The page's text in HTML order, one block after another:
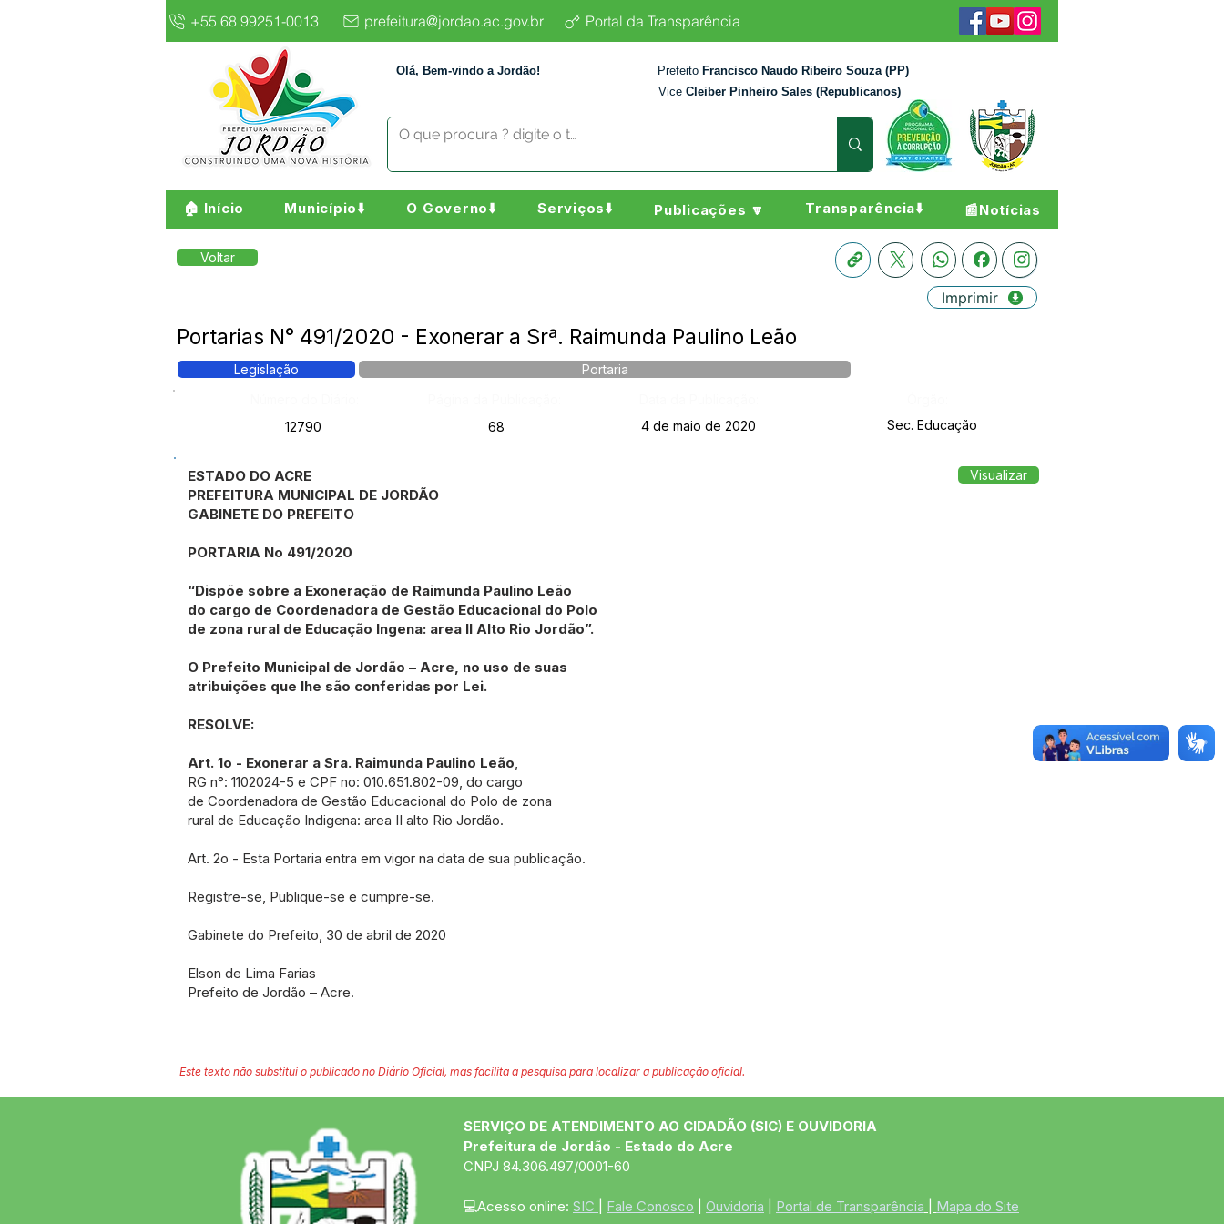
+55 68 99251-0013 prefeitura@jordao.ac.gov.br Portal da Transparência
Olá, Bem-vindo a Jordão! Prefeito Francisco Naudo Ribeiro Souza (PP)
Vice Cleiber Pinheiro Sales (Republicanos)
🏠 Início Município⬇️ O Governo⬇️ Serviços⬇️ Publicações 🔽 Transparência⬇️ 📰Notícias
Voltar
Imprimir
Portarias N° 491/2020 - Exonerar a Srª. Raimunda Paulino Leão
Legislação
Portaria
12790
68 4 de maio de 2020 Sec. Educação
ESTADO DO ACRE
PREFEITURA MUNICIPAL DE JORDÃO
GABINETE DO PREFEITO
PORTARIA No 491/2020
“Dispõe sobre a Exoneração de Raimunda Paulino Leão
do cargo de Coordenadora de Gestão Educacional do Polo
de zona rural de Educação Ingena: area II Alto Rio Jordão”.
O Prefeito Municipal de Jordão – Acre, no uso de suas
atribuições que lhe são conferidas por Lei.
RESOLVE:
Art. 1o - Exonerar a Sra. Raimunda Paulino Leão,
RG n°: 1102024-5 e CPF no: 010.651.802-09, do cargo
de Coordenadora de Gestão Educacional do Polo de zona
rural de Educação Indigena: area II alto Rio Jordão.
Art. 2o - Esta Portaria entra em vigor na data de sua publicação.
Registre-se, Publique-se e cumpre-se.
Gabinete do Prefeito, 30 de abril de 2020
Elson de Lima Farias
Prefeito de Jordão – Acre.
Visualizar
Este texto não substitui o publicado no Diário Oficial, mas facilita a pesquisa para localizar a publicação oficial.
SERVIÇO DE ATENDIMENTO AO CIDADÃO (SIC) E OUVIDORIA
Prefeitura de Jordão - Estado do Acre
CNPJ 84.306.497/0001-60
💻Acesso online: SIC Fale Conosco Ouvidoria Portal de Transparência Mapa do Site